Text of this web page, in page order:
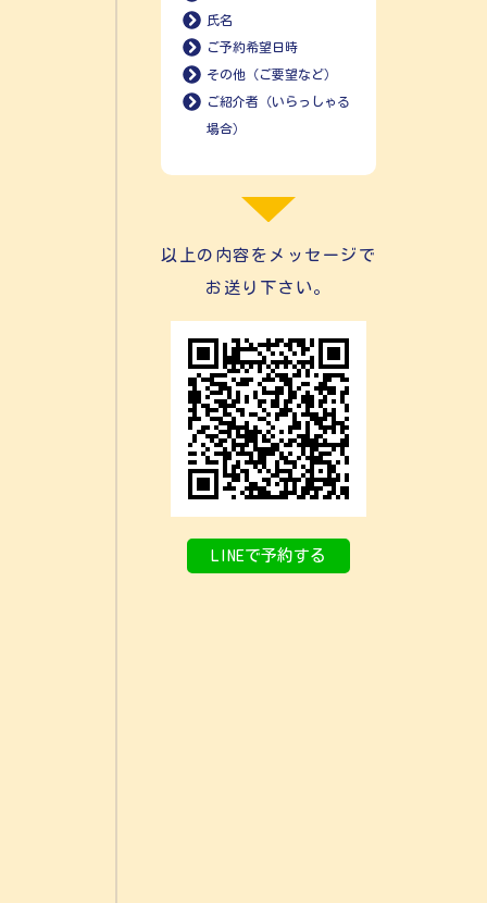
氏名
ご予約希望日時
その他（ご要望など）
ご紹介者（いらっしゃる
場合）
以上の内容をメッセージで
お送り下さい。
LINEで予約する